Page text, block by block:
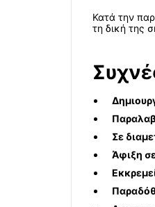
Κατά την
τη δική της
Σε
Άφιξη